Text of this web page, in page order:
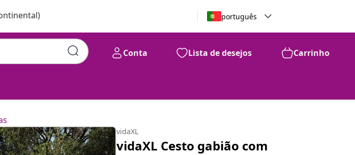
português
Conta Lista de desejos Carrinho
vidaXL
vidaXL Cesto gabião com